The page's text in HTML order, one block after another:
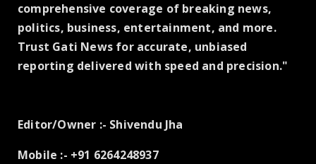
comprehensive coverage of breaking news,
politics, business, entertainment, and more.
Trust Gati News for accurate, unbiased
reporting delivered with speed and precision."
Editor/Owner :- Shivendu Jha
Mobile :- +91 6264248937